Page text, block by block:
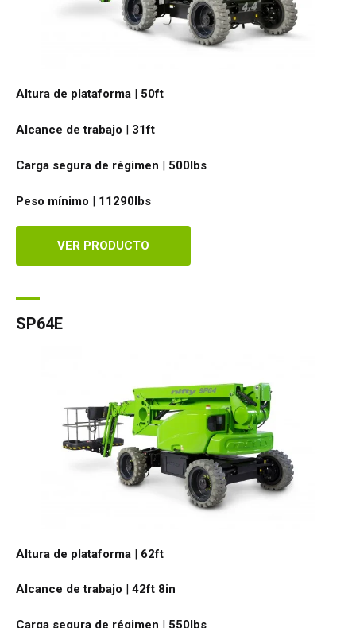
Altura de plataforma | 50ft
Alcance de trabajo | 31ft
Carga segura de régimen | 500lbs
Peso mínimo | 11290lbs
VER PRODUCTO
SP64E
Altura de plataforma | 62ft
Alcance de trabajo | 42ft 8in
Carga segura de régimen | 550lbs